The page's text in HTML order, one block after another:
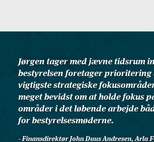
Jørgen tager med jævne tidsrum
bestyrelsen foretager prioritering
vigtigste strategiske
meget bevidst om at holde fokus
områder i det løbende arbejde
for bestyrelsesmøderne.
- Finansdirektør John Duus Andresen, Arla